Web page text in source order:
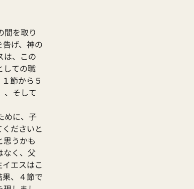
間を取り
げ、神の
は、この
しての職
節から５
、そして
めに、子
ださいと
思うかも
なく、父
エスはこ
、４節で